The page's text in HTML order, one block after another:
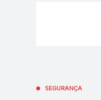
SEGURANÇA